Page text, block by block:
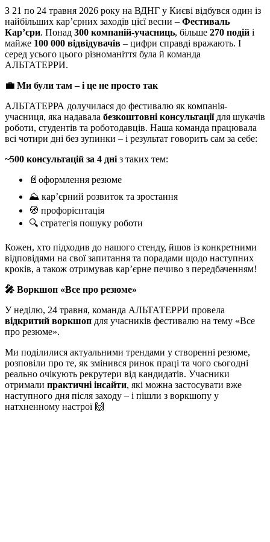
З 21 по 24 травня 2026 року на ВДНГ у Києві відбувся один із
найбільших кар’єрних заходів цієї весни – Фестиваль
Кар’єри. Понад 300 компаній-учасниць, більше 270 подій і
майже 100 000 відвідувачів – цифри справді вражають. І
серед усього цього різноманіття була й команда
АЛЬТАТЕРРИ.
💼 Ми були там – і це не просто так
АЛЬТАТЕРРА долучилася до фестивалю як компанія-
учасниця, яка надавала безкоштовні консультаціїдля шукачів
роботи, студентів та роботодавців. Наша команда працювала
всі чотири дні без зупинки – і результат говорить сам за себе:
~500 консультацій за 4 дні з таких тем:
📄оформлення резюме
⛰️ кар’єрний розвиток та зростання
🧭 профорієнтація
🔍 стратегія пошуку роботи
Кожен, хто підходив до нашого стенду, йшов із конкретними
відповідями на свої запитання та порадами щодо наступних
кроків, а також отримував кар’єрне печиво з передбаченням!
🎤 Воркшоп «Все про резюме»
У неділю, 24 травня, команда АЛЬТАТЕРРИ провела
відкритий воркшоп для учасників фестивалю на тему «Все
про резюме».
Ми поділилися актуальними трендами у створенні резюме,
розповіли про те, як змінився ринок праці та чого сьогодні
реально очікують рекрутери від кандидатів. Учасники
отримали практичні інсайти, які можна застосувати вже
наступного дня після заходу – і пішли з воркшопу у
натхненному настрої 🙌